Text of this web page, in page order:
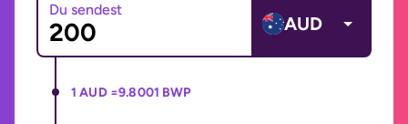
Du sendest
AUD
1 AUD =9.8001 BWP